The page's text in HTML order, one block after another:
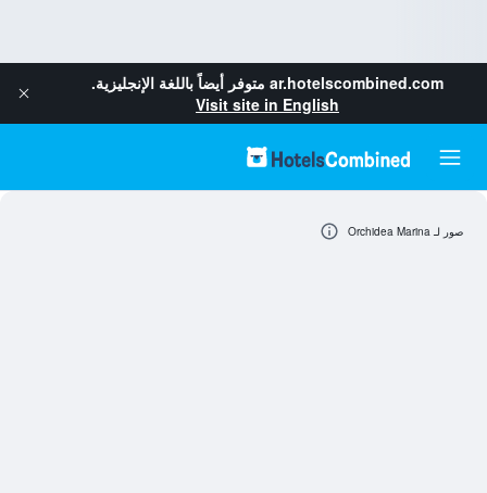
ar.hotelscombined.com متوفر أيضاً باللغة الإنجليزية.
Visit site in English
صور لـ Orchidea Marina